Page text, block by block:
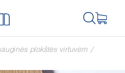
plokštės virtuvėm /